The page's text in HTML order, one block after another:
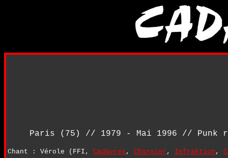
Paris (75) // 1979 - Mai 1996 // Punk
Chant : Vérole (FFI, Cadavres , Charnier , Infraktion ,